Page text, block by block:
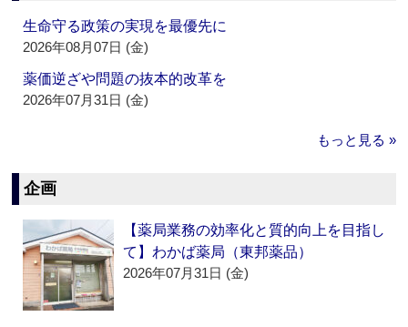
生命守る政策の実現を最優先に
2026年08月07日 (金)
薬価逆ざや問題の抜本的改革を
2026年07月31日 (金)
もっと見る »
企画
【薬局業務の効率化と質的向上を目指し
て】わかば薬局（東邦薬品）
2026年07月31日 (金)